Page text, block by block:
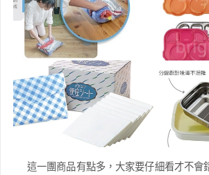
這一團商品有點多，大家要仔細看才不